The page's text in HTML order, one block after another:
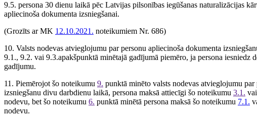
9.5. persona 30 dienu laikā pēc Latvijas pilsonības iegūšanas naturalizācijas
apliecinoša dokumenta izsniegšanai.
(Grozīts ar MK 12.10.2021. noteikumiem Nr. 686)
10. Valsts nodevas atvieglojumu par personu apliecinoša dokumenta
9.1., 9.2. vai 9.3.apakšpunktā minētajā gadījumā piemēro, ja persona iesniedz
gadījumu.
11. Piemērojot šo noteikumu 9. punktā minēto valsts nodevas atvieglojumu
izsniegšanu divu darbdienu laikā, persona maksā attiecīgi šo noteikumu 3.1. vai
nodevu, bet šo noteikumu 6. punktā minētā persona maksā šo noteikumu 7.1.
nodevu.